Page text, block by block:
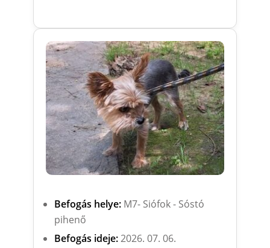
Befogás helye:M7- Siófok - Sóstó
pihenő
Befogás ideje:2026. 07. 06.